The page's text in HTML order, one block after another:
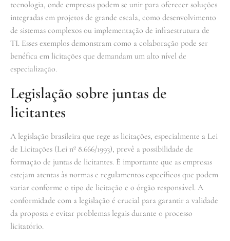
tecnologia, onde empresas podem se unir para oferecer soluções
integradas em projetos de grande escala, como desenvolvimento
de sistemas complexos ou implementação de infraestrutura de
TI. Esses exemplos demonstram como a colaboração pode ser
benéfica em licitações que demandam um alto nível de
especialização.
Legislação sobre juntas de
licitantes
A legislação brasileira que rege as licitações, especialmente a Lei
de Licitações (Lei nº 8.666/1993), prevê a possibilidade de
formação de juntas de licitantes. É importante que as empresas
estejam atentas às normas e regulamentos específicos que podem
variar conforme o tipo de licitação e o órgão responsável. A
conformidade com a legislação é crucial para garantir a validade
da proposta e evitar problemas legais durante o processo
licitatório.